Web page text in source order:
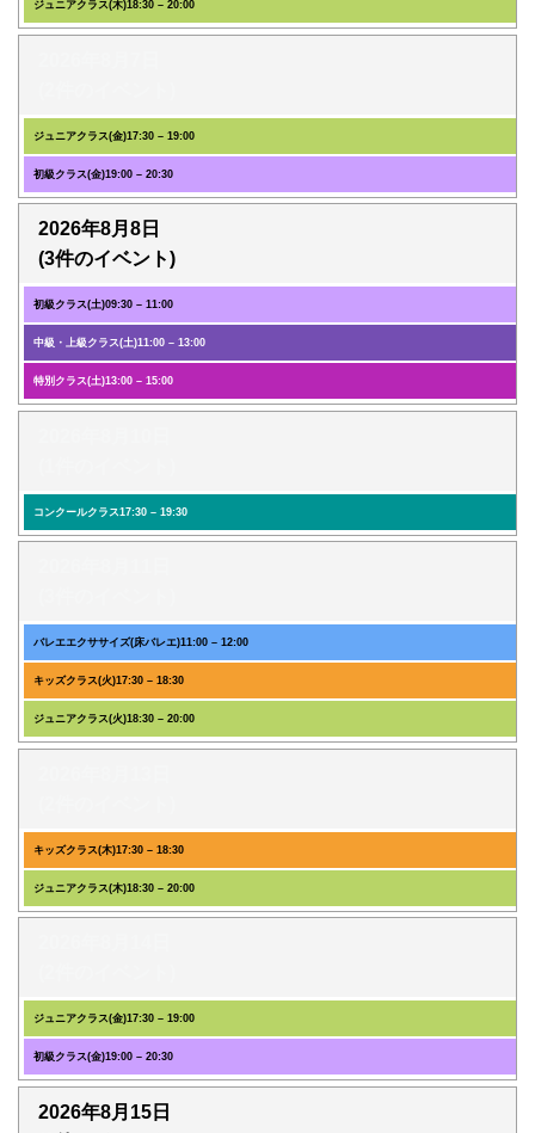
ジュニアクラス(木)18:30 – 20:00
ジュニアクラス(金)17:30 – 19:00
初級クラス(金)19:00 – 20:30
2026年8月8日
(3件のイベント)
初級クラス(土)09:30 – 11:00
中級・上級クラス(土)11:00 – 13:00
特別クラス(土)13:00 – 15:00
コンクールクラス17:30 – 19:30
バレエエクササイズ(床バレエ)11:00 – 12:00
キッズクラス(火)17:30 – 18:30
ジュニアクラス(火)18:30 – 20:00
キッズクラス(木)17:30 – 18:30
ジュニアクラス(木)18:30 – 20:00
ジュニアクラス(金)17:30 – 19:00
初級クラス(金)19:00 – 20:30
2026年8月15日